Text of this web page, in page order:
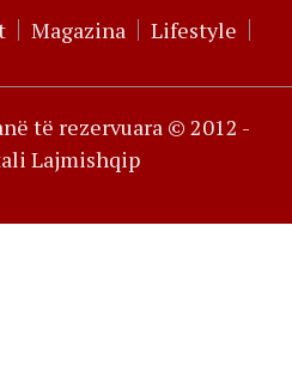
Magazina Lifestyle
të rezervuara © 2012 -
Lajmishqip